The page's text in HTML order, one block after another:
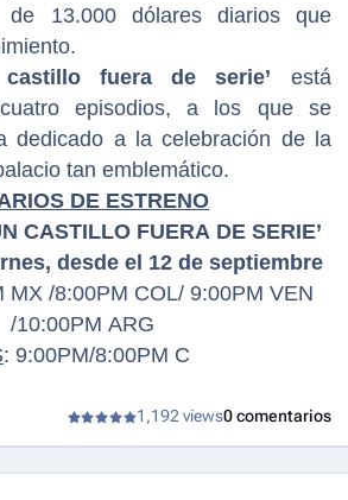
13.000 dólares diarios que
castillo fuera de serie’
está
episodios, a los que se
dedicado a la celebración de la
tan emblemático.
DE ESTRENO
CASTILLO FUERA DE SERIE’
desde el 12 de septiembre
MX /8:00PM COL/ 9:00PM VEN
/10:00PM ARG
: 9:00PM/8:00PM C
1,192 views0 comentarios